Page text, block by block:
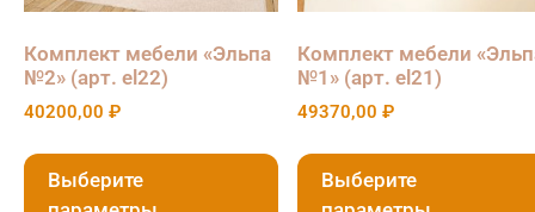
Комплект мебели «Эльпа
№2» (арт. el22)
40200,00 ₽
Выберите
Комплект мебели
№1» (арт. el21)
49370,00 ₽
Выберите